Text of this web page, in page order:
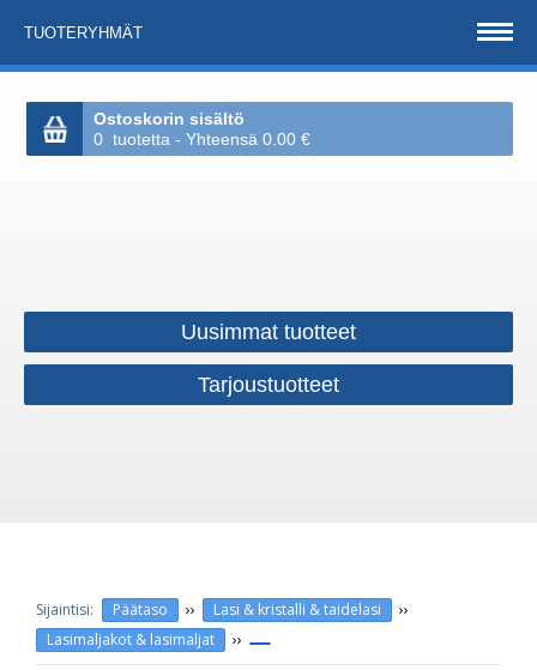
TUOTERYHMÄT
Ostoskorin sisältö
0 tuotetta - Yhteensä 0.00 €
Uusimmat tuotteet
Tarjoustuotteet
Päätaso ›› Lasi & kristalli & taidelasi ››
Lasimaljakot & lasimaljat ››